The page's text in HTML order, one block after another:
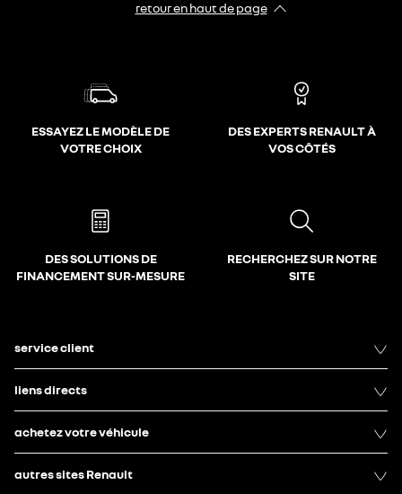
retour en haut de page​
ESSAYEZ LE MODÈLE DE
VOTRE CHOIX
DES EXPERTS RENAULT À
VOS CÔTÉS
DES SOLUTIONS DE
FINANCEMENT SUR-MESURE
RECHERCHEZ SUR NOTRE
SITE
service client
liens directs
achetez votre véhicule
autres sites Renault